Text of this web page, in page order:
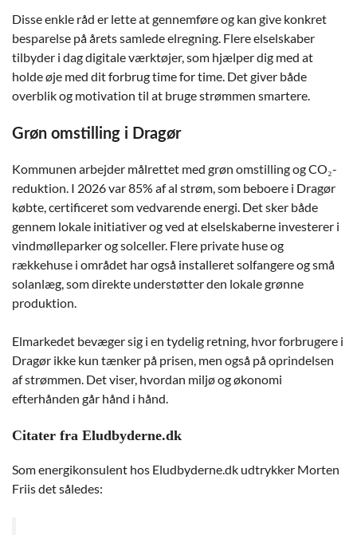
Disse enkle råd er lette at gennemføre og kan give konkret
besparelse på årets samlede elregning. Flere elselskaber
tilbyder i dag digitale værktøjer, som hjælper dig med at
holde øje med dit forbrug time for time. Det giver både
overblik og motivation til at bruge strømmen smartere.
Grøn omstilling i Dragør
Kommunen arbejder målrettet med grøn omstilling og CO₂-
reduktion. I 2026 var 85% af al strøm, som beboere i Dragør
købte, certificeret som vedvarende energi. Det sker både
gennem lokale initiativer og ved at elselskaberne investerer i
vindmølleparker og solceller. Flere private huse og
rækkehuse i området har også installeret solfangere og små
solanlæg, som direkte understøtter den lokale grønne
produktion.
Elmarkedet bevæger sig i en tydelig retning, hvor forbrugere i
Dragør ikke kun tænker på prisen, men også på oprindelsen
af strømmen. Det viser, hvordan miljø og økonomi
efterhånden går hånd i hånd.
Citater fra Eludbyderne.dk
Som energikonsulent hos Eludbyderne.dk udtrykker Morten
Friis det således: